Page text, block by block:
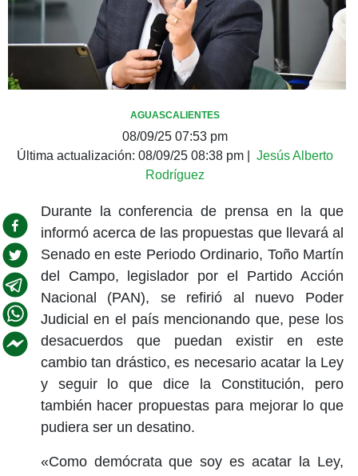
AGUASCALIENTES
08/09/25 07:53 pm
Última actualización: 08/09/25 08:38 pm
Jesús Alberto
Rodríguez
Durante la conferencia de prensa en la que
informó acerca de las propuestas que llevará al
Senado en este Periodo Ordinario, Toño Martín
del Campo, legislador por el Partido Acción
Nacional (PAN), se refirió al nuevo Poder
Judicial en el país mencionando que, pese los
desacuerdos que puedan existir en este
cambio tan drástico, es necesario acatar la Ley
y seguir lo que dice la Constitución, pero
también hacer propuestas para mejorar lo que
pudiera ser un desatino.
«Como demócrata que soy es acatar la Ley,